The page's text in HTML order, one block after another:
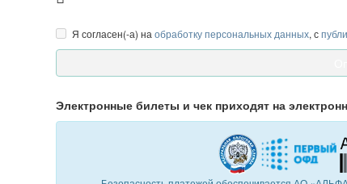
Я согласен(-а) на обработку персональных данных, с
Электронные билеты и чек приходят на